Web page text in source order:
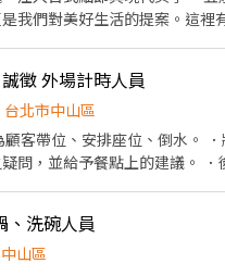
方式，如現金、信用卡等。 10. 協作合
其他餐廳團隊成員合作，確保
夠快速反應客人需求，提供出
順利。
我們對美好生活的提案。這裡
1 我們正式進駐「台北 101」！ ​極致
能是你見過最整潔、無油煙的
境 ​分站式餐點製作（接龍式流
： 具備餐飲經驗者優，但更歡
徵 外場計時人員
台北市中山區
客帶位、安排座位、倒水。
問，並給予餐點上的建議。 ．
。 餐飲內場： ．擔任廚師的
與其他餐廳相關事務。 ．負責
、洗碗人員
山區